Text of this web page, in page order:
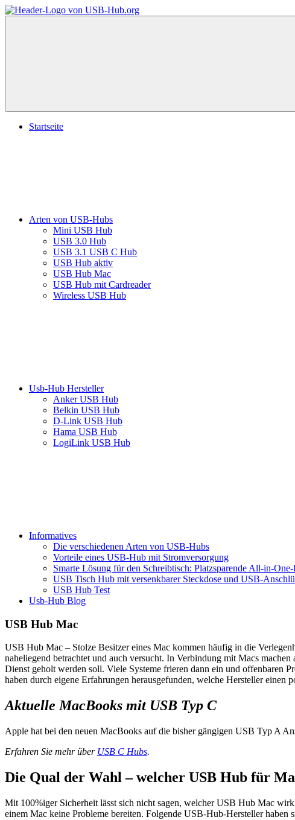
Zum
Inhalt
Kauf
Menü
Startseite
Arten von USB-Hubs
Mini USB Hub
USB 3.0 Hub
USB 3.1 USB C Hub
USB Hub aktiv
USB Hub Mac
USB Hub mit Cardreader
Wireless USB Hub
Usb-Hub Hersteller
Anker USB Hub
Belkin USB Hub
D-Link USB Hub
Hama USB Hub
LogiLink USB Hub
Informatives
Die verschiedenen Arten von USB-Hubs
Vorteile eines USB-Hub mit Stromversorgung
Smarte Lösung für den Schreibtisch: Platzsparende All-in-
USB Tisch Hub mit versenkbarer Steckdose und USB-
USB Hub Test
Usb-Hub Blog
USB Hub Mac
USB Hub Mac – Stolze Besitzer eines Mac kommen häufig in die
naheliegend betrachtet und auch versucht. In Verbindung mit Macs
Dienst geholt werden soll. Viele Systeme frieren dann ein und offenbaren
haben durch eigene Erfahrungen herausgefunden, welche Hersteller einen
Aktuelle MacBooks mit USB Typ C
Apple hat bei den neuen MacBooks auf die bisher gängigen USB Typ A
Erfahren Sie mehr über USB C Hubs.
Die Qual der Wahl – welcher USB Hub für
Mit 100%iger Sicherheit lässt sich nicht sagen, welcher USB Hub Mac
einem Mac keine Probleme bereiten. Folgende USB-Hub-Hersteller